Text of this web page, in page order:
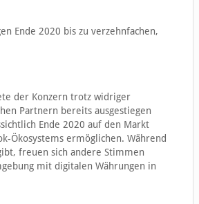
Ende 2020 bis zu verzehnfachen,
der Konzern trotz widriger
Partnern bereits ausgestiegen
Ende 2020 auf den Markt
Ökosystems ermöglichen. Während
freuen sich andere Stimmen
mit digitalen Währungen in